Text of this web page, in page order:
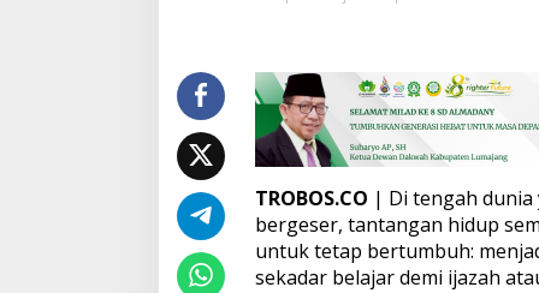
M
e
n
u
r
t
E
p
TROBOS.CO | Di tengah
bergeser, tantangan hidup
untuk tetap bertumbuh:
sekadar belajar demi ijazah